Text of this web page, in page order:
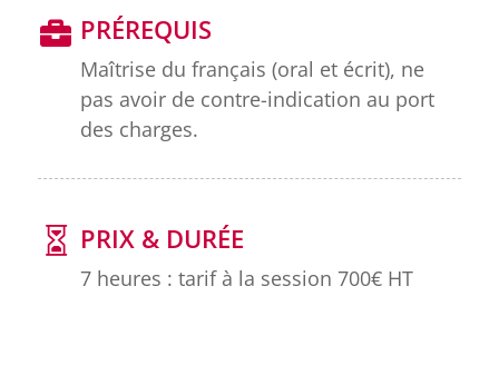
PRÉREQUIS
Maîtrise du français (oral et écrit), ne
pas avoir de contre-indication au port
des charges.
PRIX & DURÉE
7 heures : tarif à la session 700€ HT